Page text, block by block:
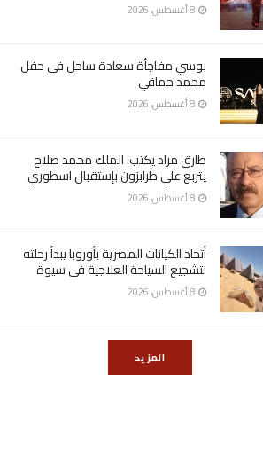
بوسي مفاجأة سعادة ساحل في حفل
محمد حماقي
طارق مراد يكتب: الملك محمد صلاح
يتربع علي طرابزون بإستقبال اسطوري
أتحاد الكيانات المصرية بأوروبا يبدأ رحلته
لتشجيع السياحة العلاجية فى سيوة
المزيد